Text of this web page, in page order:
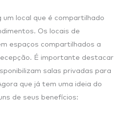
um local que é compartilhado
Os locais de
espaços compartilhados a
É importante destacar
salas privadas para
que já tem uma ideia do
de seus benefícios: